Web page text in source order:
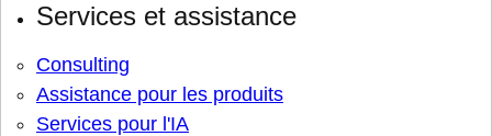
Services et assistance
Consulting
Assistance pour les produits
Services pour l'IA